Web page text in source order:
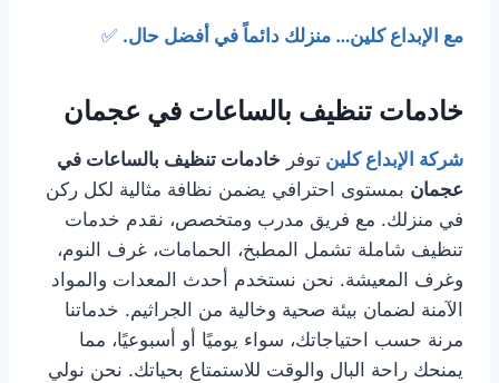
مع الإبداع كلين… منزلك دائماً في أفضل حال. ✅
خادمات تنظيف بالساعات في عجمان
شركة الإبداع كلين توفر خادمات تنظيف بالساعات في
عجمان بمستوى احترافي يضمن نظافة مثالية لكل ركن
في منزلك. مع فريق مدرب ومتخصص، نقدم خدمات
تنظيف شاملة تشمل المطبخ، الحمامات، غرف النوم،
وغرف المعيشة. نحن نستخدم أحدث المعدات والمواد
الآمنة لضمان بيئة صحية وخالية من الجراثيم. خدماتنا
مرنة حسب احتياجاتك، سواء يوميًا أو أسبوعيًا، مما
يمنحك راحة البال والوقت للاستمتاع بحياتك. نحن نولي